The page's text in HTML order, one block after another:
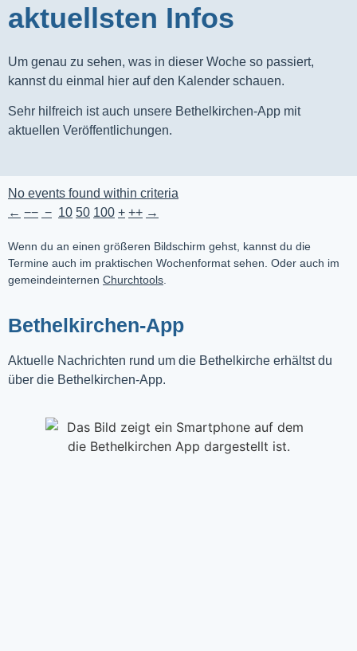
aktuellsten Infos
Um genau zu sehen, was in dieser Woche so passiert,
kannst du einmal hier auf den Kalender schauen.
Sehr hilfreich ist auch unsere Bethelkirchen-App mit
aktuellen Veröffentlichungen.
No events found within criteria
← −− − 10 50 100 + ++ →
Wenn du an einen größeren Bildschirm gehst, kannst du die
Termine auch im praktischen Wochenformat sehen. Oder auch im
gemeindeinternen Churchtools
Bethelkirchen-App
Aktuelle Nachrichten rund um die Bethelkirche erhältst du
über die Bethelkirchen-App.